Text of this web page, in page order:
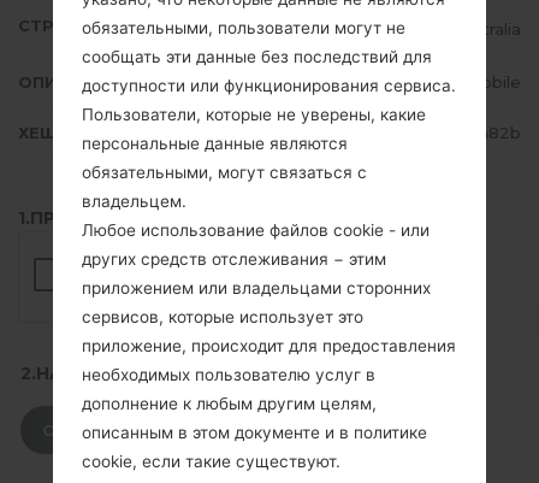
СТРАНА Australia
ОПИСАНИЕ Boost Mobile
ХЕШ 2ee3aae7f5b07b4c288fef3c708a82b
1.ПРОВЕРИТЬ НАЛИЧИЕ RECAPTCHA
2.НАЖМИТЕ, ЧТОБЫ СКАЧАТЬ
СКАЧАТЬ
обязательными, пользователи могут не
сообщать эти данные без последствий для
доступности или функционирования сервиса.
Пользователи, которые не уверены, какие
персональные данные являются
обязательными, могут связаться с
владельцем.
Любое использование файлов cookie - или
других средств отслеживания − этим
приложением или владельцами сторонних
сервисов, которые использует это
приложение, происходит для предоставления
необходимых пользователю услуг в
дополнение к любым другим целям,
описанным в этом документе и в политике
cookie, если такие существуют.